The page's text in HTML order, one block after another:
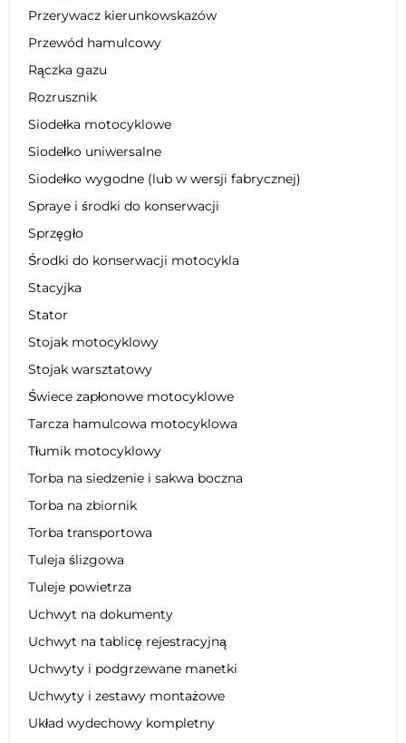
Przerywacz kierunkowskazów
Przewód hamulcowy
Rączka gazu
Rozrusznik
Siodełka motocyklowe
Siodełko uniwersalne
Siodełko wygodne (lub w wersji fabrycznej)
Spraye i środki do konserwacji
Sprzęgło
Środki do konserwacji motocykla
Stacyjka
Stator
Stojak motocyklowy
Stojak warsztatowy
Świece zapłonowe motocyklowe
Tarcza hamulcowa motocyklowa
Tłumik motocyklowy
Torba na siedzenie i sakwa boczna
Torba na zbiornik
Torba transportowa
Tuleja ślizgowa
Tuleje powietrza
Uchwyt na dokumenty
Uchwyt na tablicę rejestracyjną
Uchwyty i podgrzewane manetki
Uchwyty i zestawy montażowe
Układ wydechowy kompletny